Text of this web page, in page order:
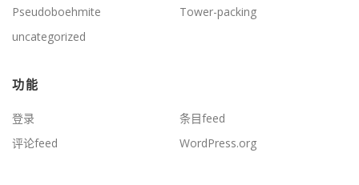
Pseudoboehmite
Tower-packing
uncategorized
功能
登录
条目feed
评论feed
WordPress.org